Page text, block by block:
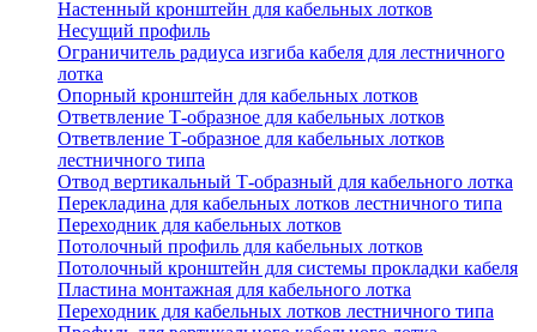
Настенный кронштейн для кабельных лотков
Несущий профиль
Ограничитель радиуса изгиба кабеля для лестничного
лотка
Опорный кронштейн для кабельных лотков
Ответвление Т-образное для кабельных лотков
Ответвление Т-образное для кабельных лотков
лестничного типа
Отвод вертикальный Т-образный для кабельного лотка
Перекладина для кабельных лотков лестничного типа
Переходник для кабельных лотков
Потолочный профиль для кабельных лотков
Потолочный кронштейн для системы прокладки кабеля
Пластина монтажная для кабельного лотка
Переходник для кабельных лотков лестничного типа